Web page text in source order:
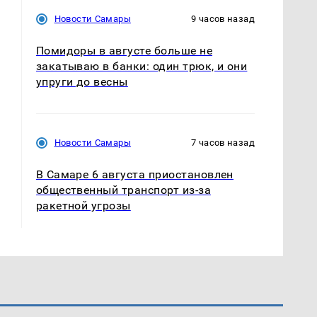
Новости Самары 9 часов назад
Помидоры в августе больше не
закатываю в банки: один трюк, и они
упруги до весны
Новости Самары 7 часов назад
В Самаре 6 августа приостановлен
общественный транспорт из-за
ракетной угрозы